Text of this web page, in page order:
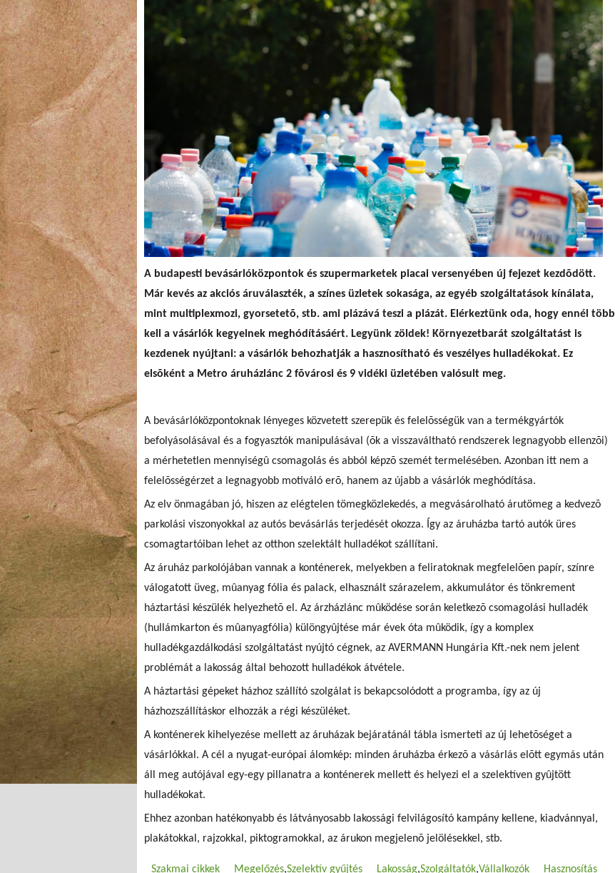
A budapesti bevásárlóközpontok és szupermarketek piacai versenyében új fejezet kezdõdött.
Már kevés az akciós áruválaszték, a színes üzletek sokasága, az egyéb szolgáltatások kínálata,
mint multiplexmozi, gyorsetetõ, stb. ami plázává teszi a plázát. Elérkeztünk oda, hogy ennél több
kell a vásárlók kegyeinek meghódításáért. Legyünk zöldek! Környezetbarát szolgáltatást is
kezdenek nyújtani: a vásárlók behozhatják a hasznosítható és veszélyes hulladékokat. Ez
elsõként a Metro áruházlánc 2 fõvárosi és 9 vidéki üzletében valósult meg.
A bevásárlóközpontoknak lényeges közvetett szerepük és felelõsségük van a termékgyártók
befolyásolásával és a fogyasztók manipulásával (õk a visszaváltható rendszerek legnagyobb ellenzõi)
a mérhetetlen mennyiségû csomagolás és abból képzõ szemét termelésében. Azonban itt nem a
felelõsségérzet a legnagyobb motiváló erõ, hanem az újabb a vásárlók meghódítása.
Az elv önmagában jó, hiszen az elégtelen tömegközlekedés, a megvásárolható árutömeg a kedvezõ
parkolási viszonyokkal az autós bevásárlás terjedését okozza. Így az áruházba tartó autók üres
csomagtartóiban lehet az otthon szelektált hulladékot szállítani.
Az áruház parkolójában vannak a konténerek, melyekben a feliratoknak megfelelõen papír, színre
válogatott üveg, mûanyag fólia és palack, elhasznált szárazelem, akkumulátor és tönkrement
háztartási készülék helyezhetõ el. Az árzházlánc mûködése során keletkezõ csomagolási hulladék
(hullámkarton és mûanyagfólia) különgyûjtése már évek óta mûködik, így a komplex
hulladékgazdálkodási szolgáltatást nyújtó cégnek, az AVERMANN Hungária Kft.-nek nem jelent
problémát a lakosság által behozott hulladékok átvétele.
A háztartási gépeket házhoz szállító szolgálat is bekapcsolódott a programba, így az új
házhozszállításkor elhozzák a régi készüléket.
A konténerek kihelyezése mellett az áruházak bejáratánál tábla ismerteti az új lehetõséget a
vásárlókkal. A cél a nyugat-európai álomkép: minden áruházba érkezõ a vásárlás elõtt egymás után
áll meg autójával egy-egy pillanatra a konténerek mellett és helyezi el a szelektíven gyûjtött
hulladékokat.
Ehhez azonban hatékonyabb és látványosabb lakossági felvilágosító kampány kellene, kiadvánnyal,
plakátokkal, rajzokkal, piktogramokkal, az árukon megjelenõ jelölésekkel, stb.
Szakmai cikkek Megelőzés Szelektív gyűjtés Lakosság Szolgáltatók Vállalkozók Hasznosítás